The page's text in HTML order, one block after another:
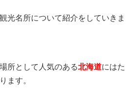
光名所について紹介をしていきま
所として人気のある北海道にはた
ます。